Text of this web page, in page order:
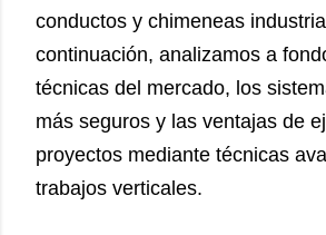
conductos y chimeneas
continuación, analizamos a
técnicas del mercado, los
más seguros y las ventajas de
proyectos mediante técnicas
trabajos verticales.